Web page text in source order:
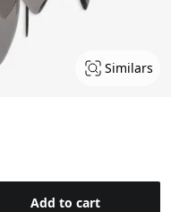
Similars
Add to cart